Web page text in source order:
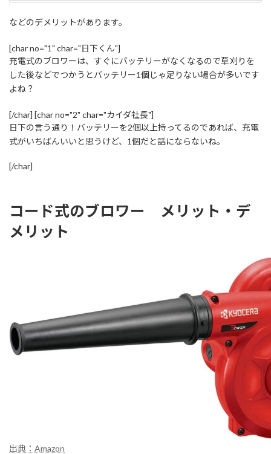
などのデメリットがあります。
[char no="1" char="日下くん"]
充電式のブロワーは、すぐにバッテリーがなくなるので草刈りを
した後などでつかうとバッテリー1個じゃ足りない場合が多いです
よね？
[/char] [char no="2" char="カイダ社長"]
日下の言う通り！バッテリーを2個以上持ってるのであれば、充電
式がいちばんいいと思うけど、1個だと話にならないね。
[/char]
コード式のブロワー メリット・デ
メリット
出典：Amazon